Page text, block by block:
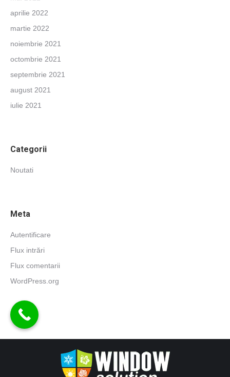
aprilie 2022
martie 2022
noiembrie 2021
octombrie 2021
septembrie 2021
august 2021
iulie 2021
Categorii
Noutati
Meta
Autentificare
Flux intrări
Flux comentarii
WordPress.org